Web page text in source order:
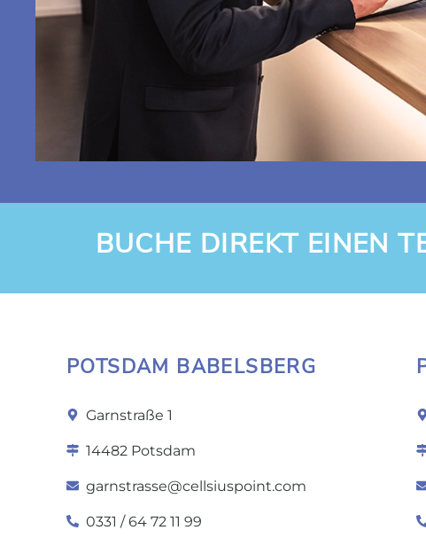
BUCHE DIREKT EINEN
POTSDAM BABELSBERG
Garnstraße 1
14482 Potsdam
garnstrasse@cellsiuspoint.com
0331 / 64 72 11 99